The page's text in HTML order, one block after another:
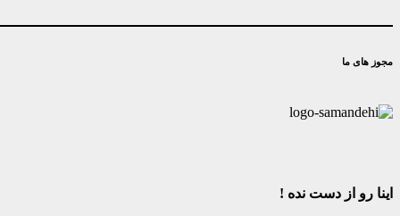
مجوز های ما
اینا رو از دست نده !